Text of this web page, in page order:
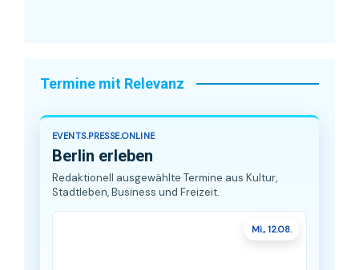
Termine mit Relevanz
EVENTS.PRESSE.ONLINE
Berlin erleben
Redaktionell ausgewählte Termine aus Kultur,
Stadtleben, Business und Freizeit.
Mi., 12.08.